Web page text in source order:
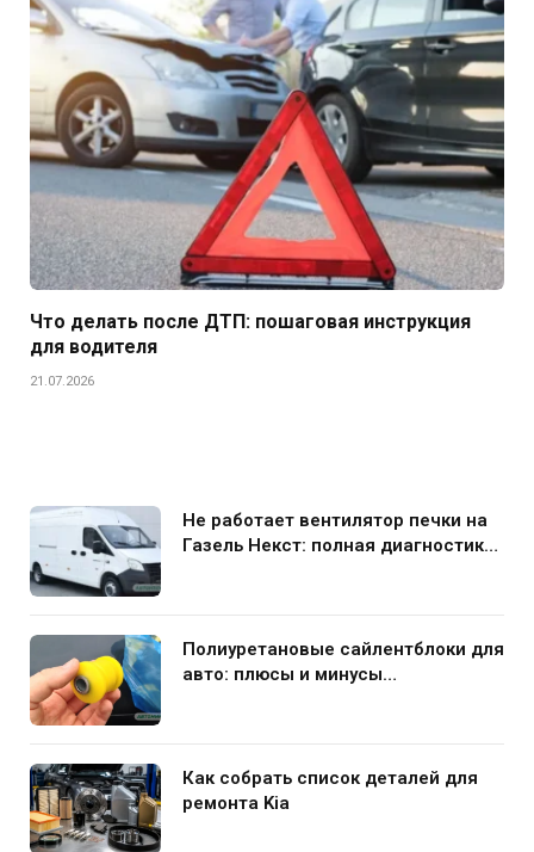
Что делать после ДТП: пошаговая инструкция
для водителя
21.07.2026
Не работает вентилятор печки на
Газель Некст: полная диагностика
Полиуретановые сайлентблоки для
авто: плюсы и минусы
Как собрать список деталей для
ремонта Kia